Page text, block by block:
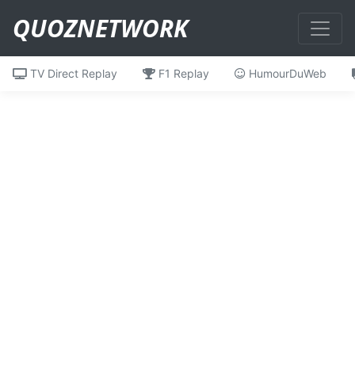
QUOZNETWORK
TV Direct Replay F1 Replay HumourDuWeb